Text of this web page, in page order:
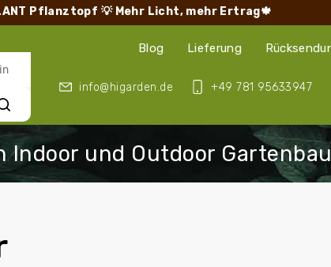
Pflanztopf 💡 Mehr Licht, mehr Ertrag🍁
+49 781 95633947
info@higarden.de
Blog Lieferung